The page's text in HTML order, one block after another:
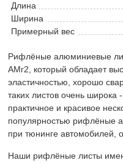
Длина
Ширина
Примерный вес
Рифлёные алюминиевые
АМг2, который обладает
эластичностью, хорошо
таких листов очень широка
практичное и красивое
популярностью рифлёные
при тюнинге автомобилей,
Наши рифлёные листы